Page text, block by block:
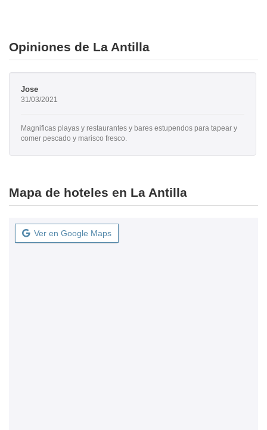
Opiniones de La Antilla
Jose
31/03/2021
Magnificas playas y restaurantes y bares estupendos para tapear y
comer pescado y marisco fresco.
Mapa de hoteles en La Antilla
Ver en Google Maps